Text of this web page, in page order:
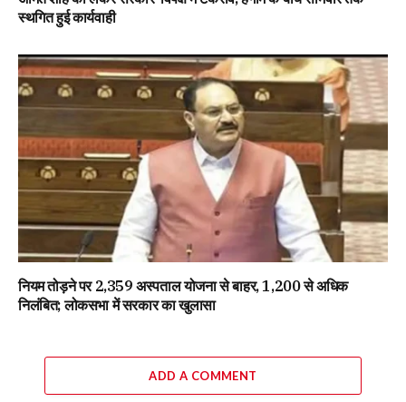
स्थगित हुई कार्यवाही
नियम तोड़ने पर 2,359 अस्पताल योजना से बाहर, 1,200 से अधिक
निलंबित; लोकसभा में सरकार का खुलासा
ADD A COMMENT